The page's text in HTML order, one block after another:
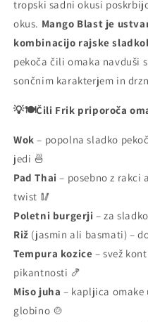
tropski sadni okusi
okus. Mango Blast je
kombinacijo rajske
pekoča čili omaka navduši
sončnim karakterjem in
💡🍽️Čili Frik priporoča
Wok– popolna sladko
jedi 🍜
Pad Thai– posebno z rakci
twist 🥢
Poletni burgerji– za
Riž (jasmin ali basmati) –
Tempura kozice – svež
pikantnosti 🍤
Miso juha – kapljica
globino 🍲